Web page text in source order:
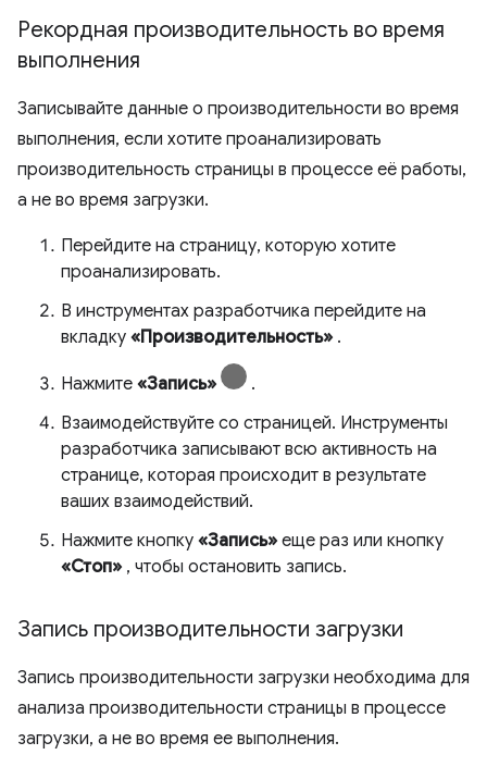
Рекордная производительность во время
выполнения
Записывайте данные о производительности во время
выполнения, если хотите проанализировать
производительность страницы в процессе её работы,
а не во время загрузки.
Перейдите на страницу, которую хотите
проанализировать.
В инструментах разработчика перейдите на
вкладку «Производительность» .
Нажмите «Запись»
.
Взаимодействуйте со страницей. Инструменты
разработчика записывают всю активность на
странице, которая происходит в результате
ваших взаимодействий.
Нажмите кнопку «Запись» еще раз или кнопку
«Стоп» , чтобы остановить запись.
Запись производительности загрузки
Запись производительности загрузки необходима для
анализа производительности страницы в процессе
загрузки, а не во время ее выполнения.